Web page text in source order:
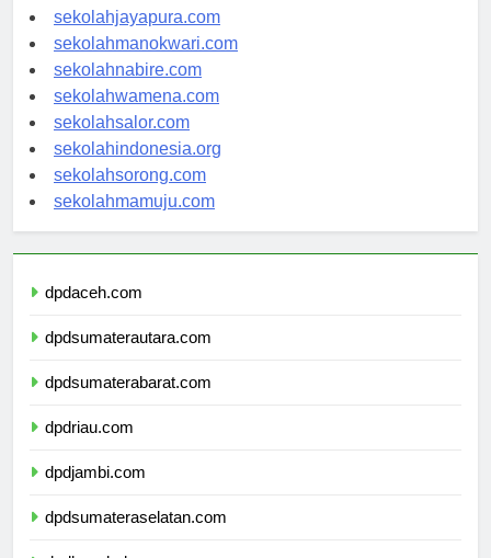
sekolahambon.com
sekolahjayapura.com
sekolahmanokwari.com
sekolahnabire.com
sekolahwamena.com
sekolahsalor.com
sekolahindonesia.org
sekolahsorong.com